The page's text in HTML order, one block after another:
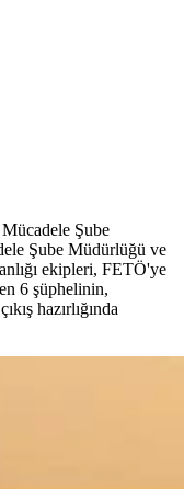
Şube
Şube Müdürlüğü ve
ekipleri, FETÖ'ye
6 şüphelinin,
hazırlığında